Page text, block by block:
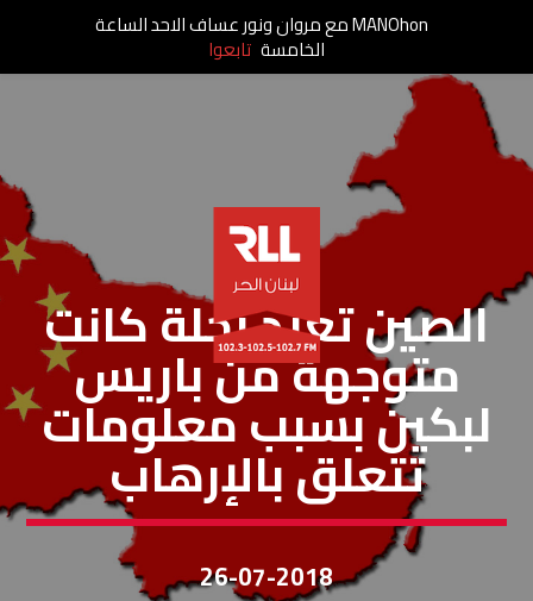
مقالات
الصين تعيد رحلة كانت
متوجهة من باريس
لبكين بسبب معلومات
تتعلق بالإرهاب
26-07-2018
MANOhon مع مروان ونور عساف الاحد الساعة
الخامسة تابعوا